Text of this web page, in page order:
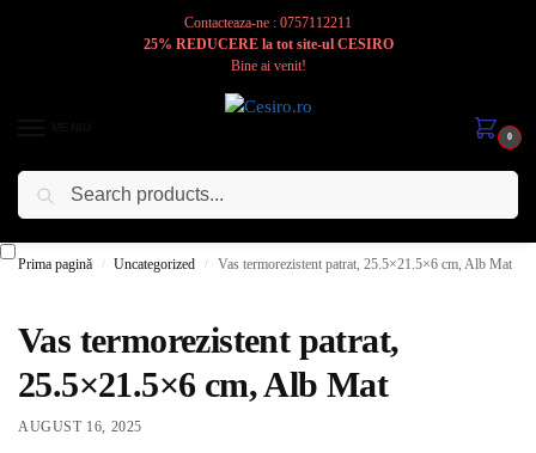
Contacteaza-ne : 0757112211
25% REDUCERE la tot site-ul CESIRO
Bine ai venit!
0
Cesiro
Prima pagină / Uncategorized / Vas termorezistent patrat, 25.5×21.5×6 cm, Alb Mat
Vas termorezistent patrat,
25.5×21.5×6 cm, Alb Mat
AUGUST 16, 2025